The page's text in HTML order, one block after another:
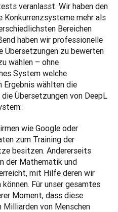
veranlasst. Wir haben den
Konkurrenzsysteme mehr als
Bereichen
haben wir professionelle
Übersetzungen zu bewerten
wählen – ohne
System welche
Ergebnis wählten die
Übersetzungen von DeepL
wie Google oder
zum Training der
besitzen. Andererseits
der Mathematik und
mit Hilfe deren wir
Für unser gesamtes
Moment, dass diese
von Menschen